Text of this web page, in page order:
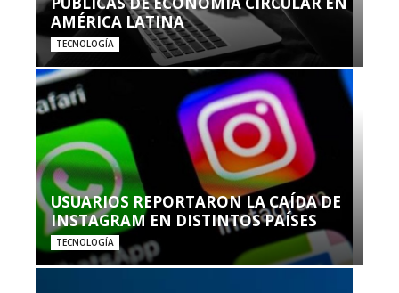
AMÉRICA LATINA
TECNOLOGÍA
USUARIOS REPORTARON LA CAÍDA DE
INSTAGRAM EN DISTINTOS PAÍSES
TECNOLOGÍA